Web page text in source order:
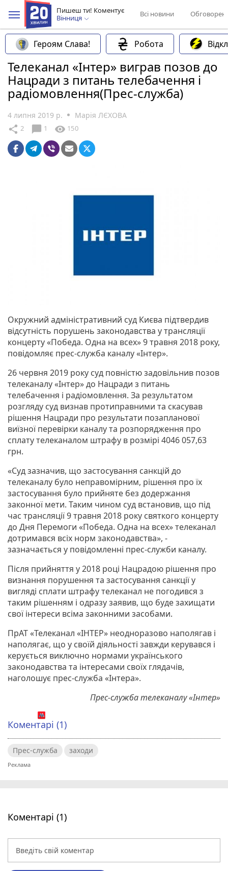
Пишеш ти! Коментує
Вінниця
Всі новини
Героям Слава! Робота
Телеканал «Інтер» виграв позов до
Нацради з питань телебачення і
радіомовлення(Прес-служба)
4 липня 2019 р. Марія ЛЄХОВА
share 2 chat_bubble 1 visibility 150
Окружний адміністративний суд Києва підтвердив
відсутність порушень законодавства у трансляції
концерту «Победа. Одна на всех» 9 травня 2018 року,
повідомляє прес-служба каналу «Інтер».
26 червня 2019 року суд повністю задовільнив позов
телеканалу «Інтер» до Нацради з питань
телебачення і радіомовлення. За результатом
розгляду суд визнав протиправними та скасував
рішення Нацради про результати позапланової
виїзної перевірки каналу та розпорядження про
сплату телеканалом штрафу в розмірі 4046 057,63
грн.
«Суд зазначив, що застосування санкцій до
телеканалу було неправомірним, рішення про їх
застосування було прийняте без додержання
законної мети. Таким чином суд встановив, що під
час трансляції 9 травня 2018 року святкого концерту
до Дня Перемоги «Победа. Одна на всех» телеканал
дотримався всіх норм законодавства», -
зазначається у повідомленні прес-служби каналу.
Після прийняття у 2018 році Нацрадою рішення про
визнання порушення та застосування санкції у
вигляді сплати штрафу телеканал не погодився з
таким рішенням і одразу заявив, що буде захищати
свої інтереси всіма законними засобами.
ПрАТ «Телеканал «ІНТЕР» неодноразово наполягав і
наполягає, що у своїй діяльності завжди керувався і
керується виключно нормами українського
законодавства та інтересами своїх глядачів,
наголошує прес-служба «Інтера».
Прес-служба телеканалу «Інтер»
Коментарі (1)
Прес-служба заходи
Коментарі (1)